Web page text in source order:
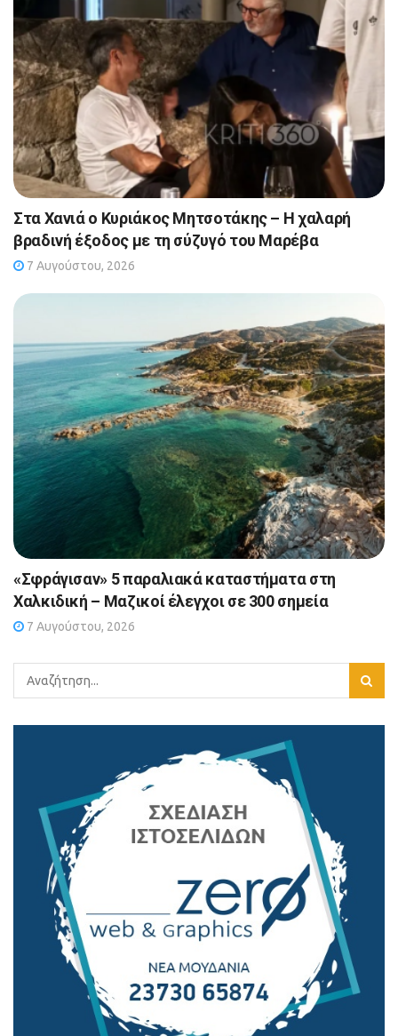
Στα Χανιά ο Κυριάκος Μητσοτάκης – Η χαλαρή
βραδινή έξοδος με τη σύζυγό του Μαρέβα
7 Αυγούστου, 2026
«Σφράγισαν» 5 παραλιακά καταστήματα στη
Χαλκιδική – Μαζικοί έλεγχοι σε 300 σημεία
7 Αυγούστου, 2026